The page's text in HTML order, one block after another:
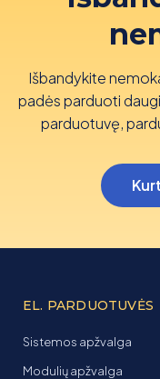
Išbandykite
padės parduoti
parduotuvę,
EL. PARDUOTUVĖS
Sistemos apžvalga
Modulių apžvalga